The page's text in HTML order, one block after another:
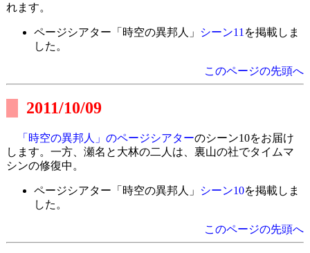
れます。
ページシアター「時空の異邦人」 シーン11 を掲載しま
した。
このページの先頭へ
2011/10/09
「時空の異邦人」のページシアターのシーン10をお届け
します。一方、瀬名と大林の二人は、裏山の社でタイムマ
シンの修復中。
ページシアター「時空の異邦人」 シーン10を掲載しま
した。
このページの先頭へ